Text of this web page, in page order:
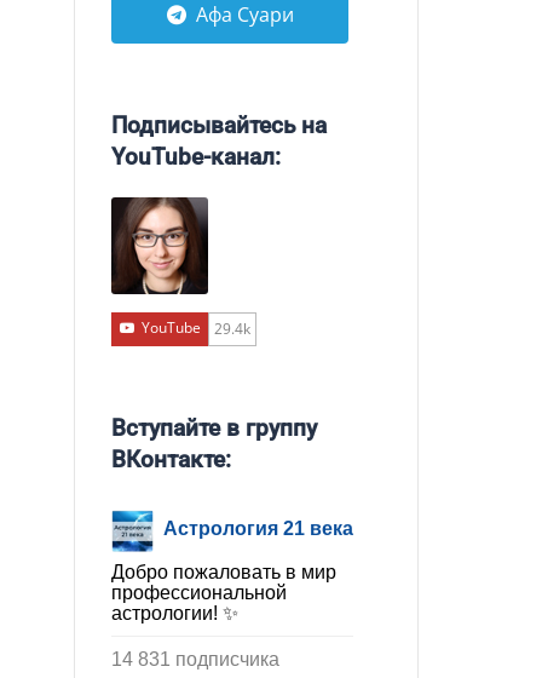
Афа Суари
Подписывайтесь на
YouTube-канал:
YouTube 29.4k
Вступайте в группу
ВКонтакте:
Астрология 21 века
Добро пожаловать в мир
профессиональной
астрологии! ✨
14 831 подписчика